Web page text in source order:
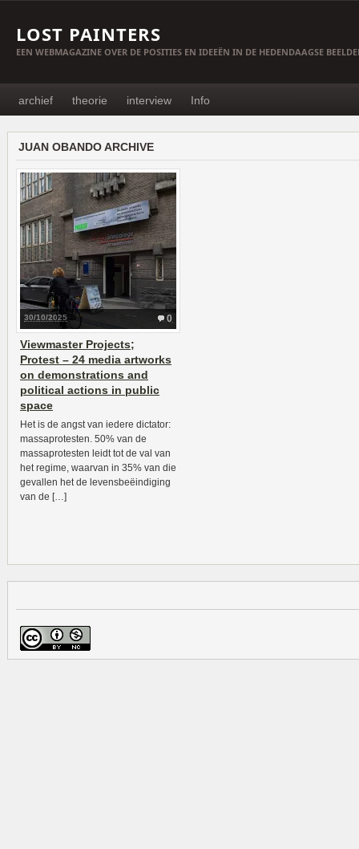
LOST PAINTERS
EEN WEBMAGAZINE OVER DE POSITIES EN IDEEËN IN DE HEDENDAAGSE
archief theorie interview Info
JUAN OBANDO ARCHIVE
0
30/10/2025
Viewmaster Projects;
Protest – 24 media artworks
on demonstrations and
political actions in public
space
Het is de angst van iedere dictator:
massaprotesten. 50% van de
massaprotesten leidt tot de val van
het regime, waarvan in 35% van die
gevallen het de levensbeëindiging
van de […]